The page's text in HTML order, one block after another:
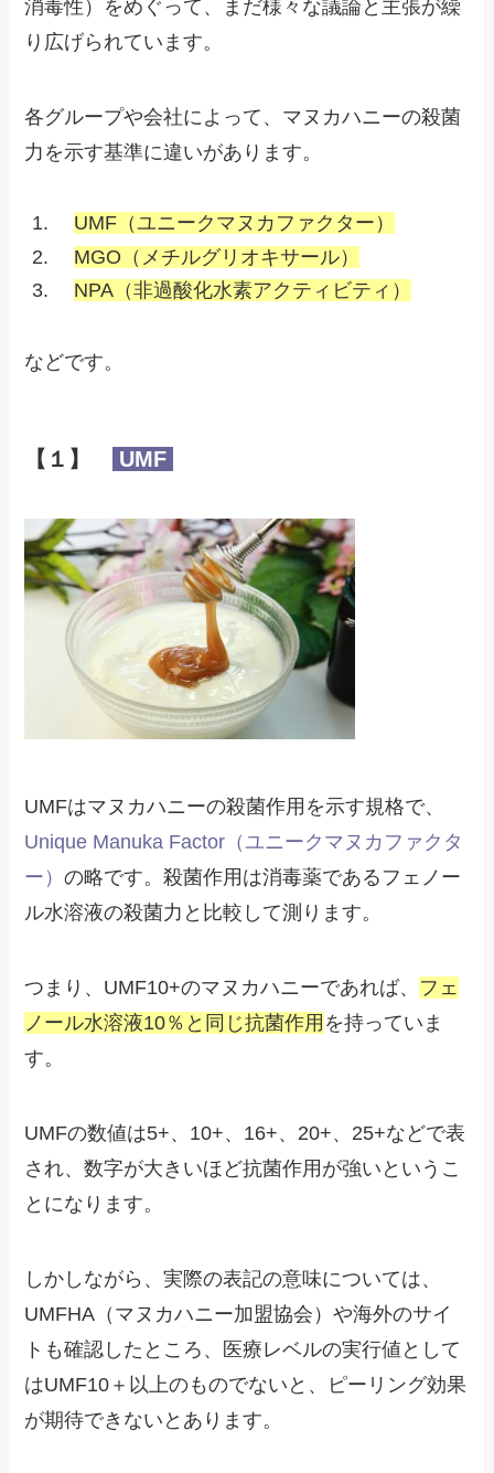
消毒性）をめぐって、まだ様々な議論と主張が繰
り広げられています。
各グループや会社によって、マヌカハニーの殺菌
力を示す基準に違いがあります。
UMF（ユニークマヌカファクター）
MGO（メチルグリオキサール）
NPA（非過酸化水素アクティビティ）
などです。
【１】 UMF
UMFはマヌカハニーの殺菌作用を示す規格で、
Unique Manuka Factor（ユニークマヌカファクタ
ー）の略です。殺菌作用は消毒薬であるフェノー
ル水溶液の殺菌力と比較して測ります。
つまり、UMF10+のマヌカハニーであれば、 フェ
ノール水溶液10％と同じ抗菌作用 を持っていま
す。
UMFの数値は5+、10+、16+、20+、25+などで表
され、数字が大きいほど抗菌作用が強いというこ
とになります。
しかしながら、実際の表記の意味については、
UMFHA（マヌカハニー加盟協会）や海外のサイ
トも確認したところ、医療レベルの実行値として
はUMF10＋以上のものでないと、ピーリング効果
が期待できないとあります。